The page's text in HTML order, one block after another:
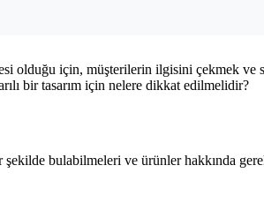
olduğu için, müşterilerin ilgisini çekmek ve
bir tasarım için nelere dikkat edilmelidir?
şekilde bulabilmeleri ve ürünler hakkında